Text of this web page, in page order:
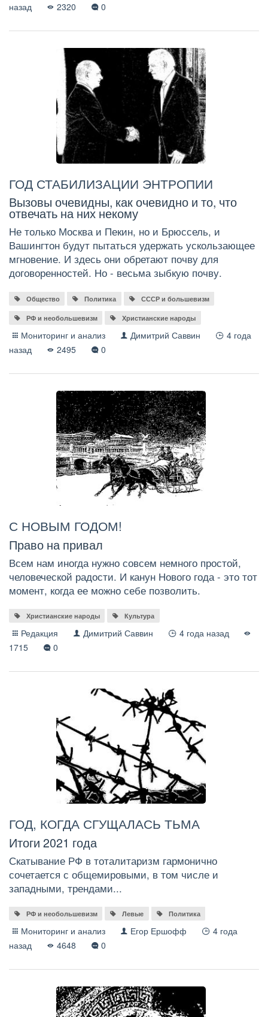
назад
2320 0
ГОД СТАБИЛИЗАЦИИ ЭНТРОПИИ
Вызовы очевидны, как очевидно и то, что
отвечать на них некому
Не только Москва и Пекин, но и Брюссель, и
Вашингтон будут пытаться удержать ускользающее
мгновение. И здесь они обретают почву для
договоренностей. Но - весьма зыбкую почву.
Общество Политика СССР и большевизм
РФ и необольшевизм Христианские народы
Мониторинг и анализ Димитрий Саввин
4 года
назад
2495 0
С НОВЫМ ГОДОМ!
Право на привал
Всем нам иногда нужно совсем немного простой,
человеческой радости. И канун Нового года - это тот
момент, когда ее можно себе позволить.
Христианские народы Культура
Редакция Димитрий Саввин
4 года назад
1715
0
ГОД, КОГДА СГУЩАЛАСЬ ТЬМА
Итоги 2021 года
Скатывание РФ в тоталитаризм гармонично
сочетается с общемировыми, в том числе и
западными, трендами...
РФ и необольшевизм Левые Политика
Мониторинг и анализ Егор Ершофф
4 года
назад
4648 0